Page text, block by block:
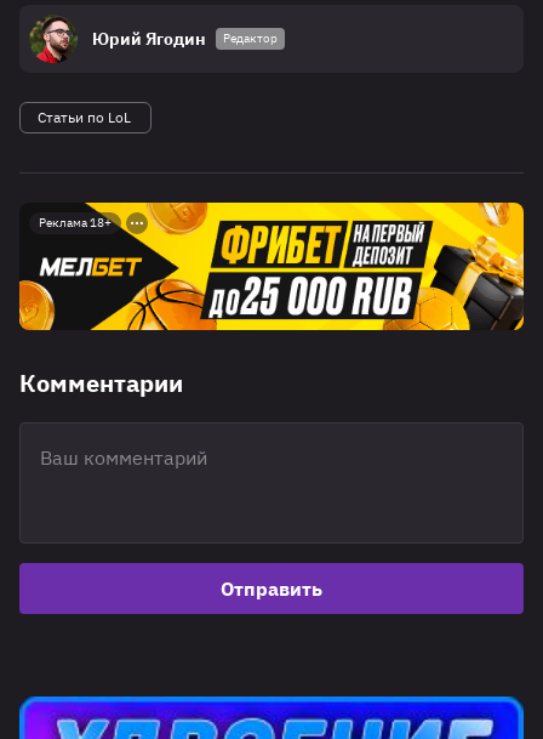
Юрий Ягодин Редактор
Статьи по LoL
Реклама 18+
Комментарии
Отправить